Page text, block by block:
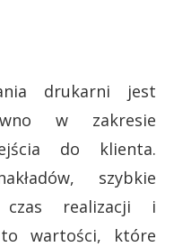
drukarni jest
w zakresie
do klienta.
szybkie
czas realizacji i
wartości, które